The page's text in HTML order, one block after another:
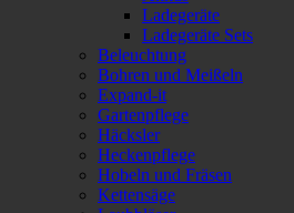
Ladegeräte
Ladegeräte Sets
Beleuchtung
Bohren und Meißeln
Expand-it
Gartenpflege
Häcksler
Heckenpflege
Hobeln und Fräsen
Kettensäge